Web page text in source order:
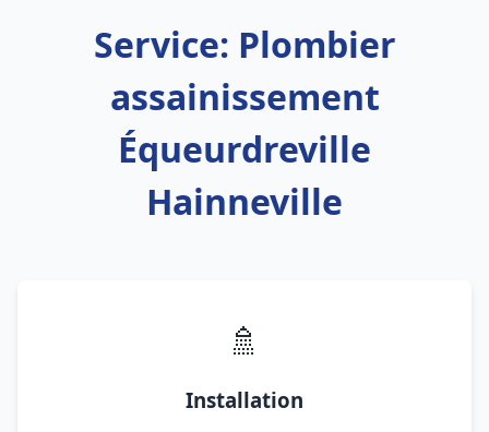
Service: Plombier
assainissement
Équeurdreville
Hainneville
🚿
Installation